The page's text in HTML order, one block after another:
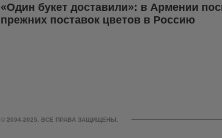
«Один букет доставили»: в Армении
прежних поставок цветов в Россию
© 2004-2025. ВСЕ ПРАВА ЗАЩИЩЕНЫ.